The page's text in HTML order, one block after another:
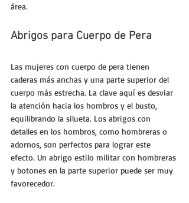
área.
Abrigos para Cuerpo de Pera
Las mujeres con cuerpo de pera tienen
caderas más anchas y una parte superior del
cuerpo más estrecha. La clave aquí es desviar
la atención hacia los hombros y el busto,
equilibrando la silueta. Los abrigos con
detalles en los hombros, como hombreras o
adornos, son perfectos para lograr este
efecto. Un abrigo estilo militar con hombreras
y botones en la parte superior puede ser muy
favorecedor.